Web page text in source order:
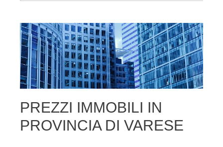
PREZZI IMMOBILI IN
PROVINCIA DI VARESE